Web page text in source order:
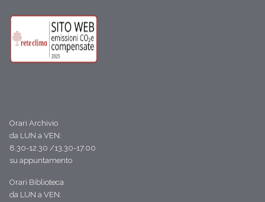
Orari Archivio
da LUN a VEN:
8.30-12.30 /13.30-17.00
su appuntamento
Orari Biblioteca
da LUN a VEN: